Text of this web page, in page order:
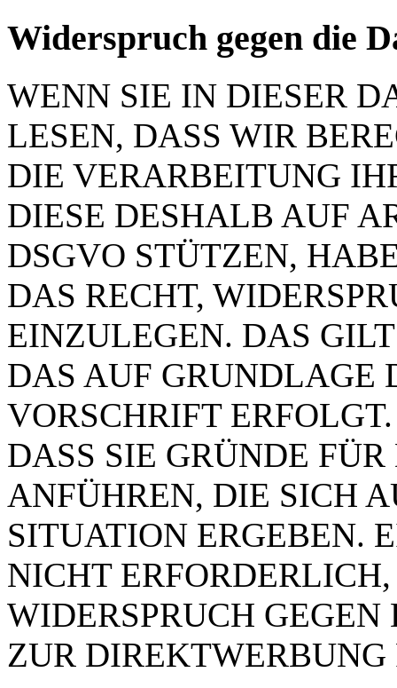
Widerspruch gegen die
WENN SIE IN DIESER
LESEN, DASS WIR
DIE VERARBEITUNG
DIESE DESHALB AUF
DSGVO STÜTZEN,
DAS RECHT,
EINZULEGEN. DAS
DAS AUF GRUNDLAGE
VORSCHRIFT
DASS SIE GRÜNDE
ANFÜHREN, DIE SICH
SITUATION ERGEBEN.
NICHT
WIDERSPRUCH
ZUR DIREKTWERBUNG